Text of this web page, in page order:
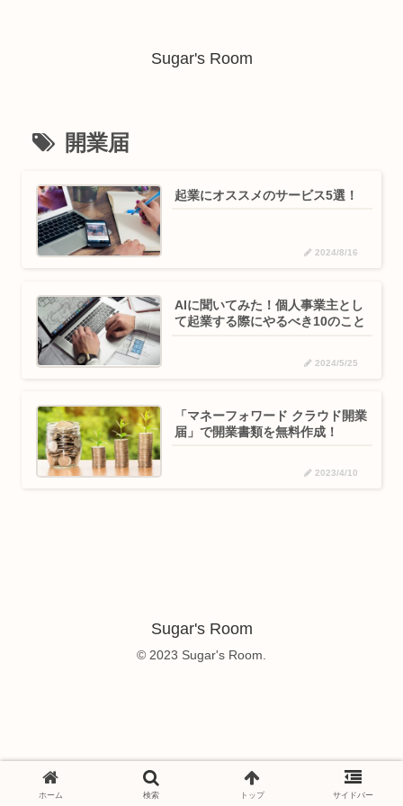
Sugar's Room
開業届
起業にオススメのサービス5選！
2024/8/16
AIに聞いてみた！個人事業主とし
て起業する際にやるべき10のこと
2024/5/25
「マネーフォワード クラウド開業
届」で開業書類を無料作成！
2023/4/10
Sugar's Room
© 2023 Sugar's Room.
ホーム 検索 トップ サイドバー